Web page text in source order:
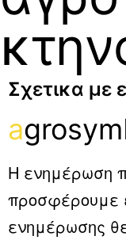
Σχετικα με
a
Η ενημέρωση
προσφέρουμε
ενημέρωσης